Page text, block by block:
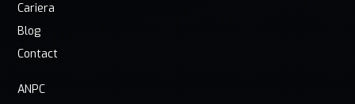
Cariera
Blog
Contact
ANPC